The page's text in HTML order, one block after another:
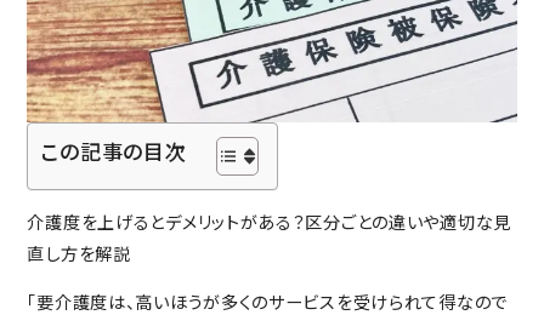
FEATURE
スーパー・コートの特徴
ホスピタリティ
安心の医療体制
認知症ケア
リハビリ・トレーニング
おいしい食事・水・空気
この記事の目次
介護度を上げるとデメリットがある？区分ごとの違いや適切な見
直し方を解説
「要介護度は、高いほうが多くのサービスを受けられて得なので